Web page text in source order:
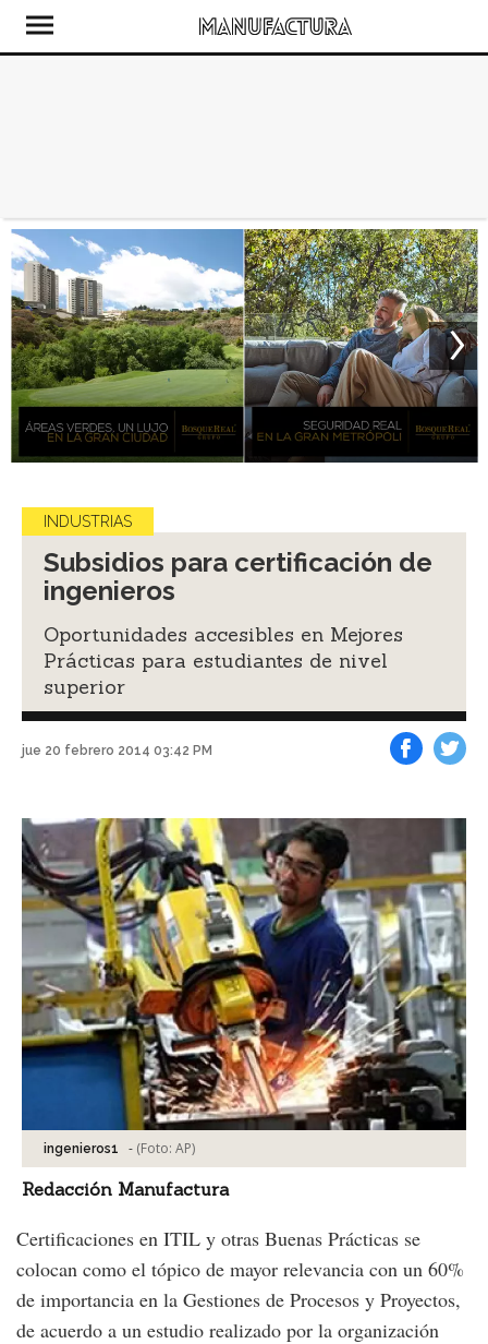
INDUSTRIAS
Subsidios para certificación de
ingenieros
Oportunidades accesibles en Mejores
Prácticas para estudiantes de nivel
superior
jue 20 febrero 2014 03:42 PM
ingenieros1 - (Foto: AP)
Redacción Manufactura
Certificaciones en ITIL y otras Buenas Prácticas se
colocan como el tópico de mayor relevancia con un 60%
de importancia en la Gestiones de Procesos y Proyectos,
de acuerdo a un estudio realizado por la organización